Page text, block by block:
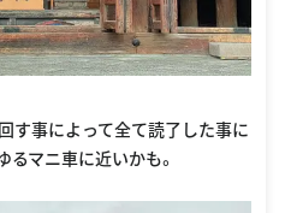
す事によって全て読了した事に
マニ車に近いかも。